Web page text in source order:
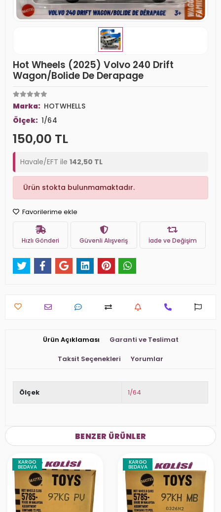
Hot Wheels (2025) Volvo 240 Drift
Wagon/Bolide De Derapage
Marka: HOTWHELLS
Ölçek: 1/64
150,00 TL
Havale/EFT ile 142,50 TL
Ürün stokta bulunmamaktadır.
Favorilerime ekle
Hızlı Gönderi Güvenli Alışveriş İade ve Değişim
Ürün Açıklaması Garanti ve Teslimat
Taksit Seçenekleri Yorumlar
Ölçek 1/64
BENZER ÜRÜNLER
KARGO
BEDAVA
KARGO
BEDAVA